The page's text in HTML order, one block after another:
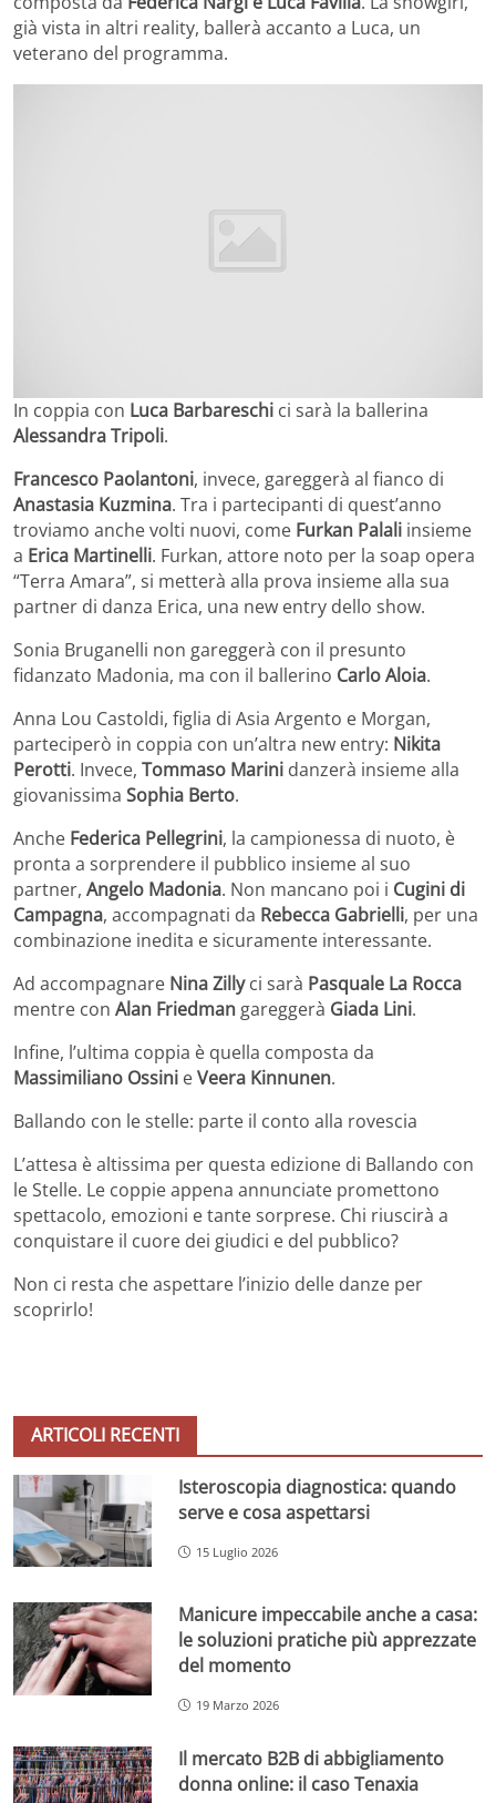
già vista in altri reality, ballerà accanto a Luca, un
veterano del programma.
In coppia con Luca Barbareschi ci sarà la ballerina
Alessandra Tripoli.
Francesco Paolantoni, invece, gareggerà al fianco di
Anastasia Kuzmina. Tra i partecipanti di quest’anno
troviamo anche volti nuovi, come Furkan Palali insieme
a Erica Martinelli. Furkan, attore noto per la soap opera
“Terra Amara”, si metterà alla prova insieme alla sua
partner di danza Erica, una new entry dello show.
Sonia Bruganelli non gareggerà con il presunto
fidanzato Madonia, ma con il ballerino Carlo Aloia.
Anna Lou Castoldi, figlia di Asia Argento e Morgan,
parteciperò in coppia con un’altra new entry: Nikita
Perotti. Invece, Tommaso Marini danzerà insieme alla
giovanissima Sophia Berto.
Anche Federica Pellegrini, la campionessa di nuoto, è
pronta a sorprendere il pubblico insieme al suo
partner, Angelo Madonia. Non mancano poi i Cugini di
Campagna, accompagnati da Rebecca Gabrielli, per una
combinazione inedita e sicuramente interessante.
Ad accompagnare Nina Zillyci sarà Pasquale La Rocca
mentre con Alan Friedman gareggerà Giada Lini.
Infine, l’ultima coppia è quella composta da
Massimiliano Ossini eVeera Kinnunen.
Ballando con le stelle: parte il conto alla rovescia
L’attesa è altissima per questa edizione di Ballando con
le Stelle. Le coppie appena annunciate promettono
spettacolo, emozioni e tante sorprese. Chi riuscirà a
conquistare il cuore dei giudici e del pubblico?
Non ci resta che aspettare l’inizio delle danze per
scoprirlo!
ARTICOLI RECENTI
Isteroscopia diagnostica: quando
serve e cosa aspettarsi
15 Luglio 2026
Manicure impeccabile anche a casa:
le soluzioni pratiche più apprezzate
del momento
19 Marzo 2026
Il mercato B2B di abbigliamento
donna online: il caso Tenaxia